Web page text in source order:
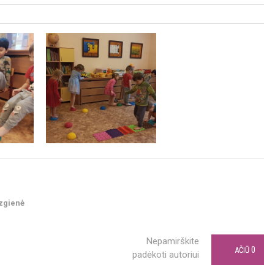
Nepamirškite
padėkoti autoriui
AČIŪ 0